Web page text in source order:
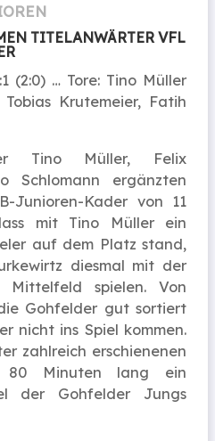
TITELANWÄRTER VFL
(2:0) … Tore: Tino Müller
Krutemeier, Fatih
Tino Müller, Felix
Schlomann ergänzten
Junioren-Kader von 11
mit Tino Müller ein
auf dem Platz stand,
diesmal mit der
spielen. Von
Gohfelder gut sortiert
nicht ins Spiel kommen.
zahlreich erschienenen
80 Minuten lang ein
der Gohfelder Jungs